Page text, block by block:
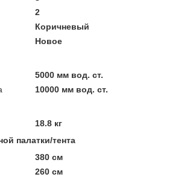
2
Коричневый
Новое
5000 мм вод. ст.
10000 мм вод. ст.
18.8 кг
палатки/тента
380 см
260 см